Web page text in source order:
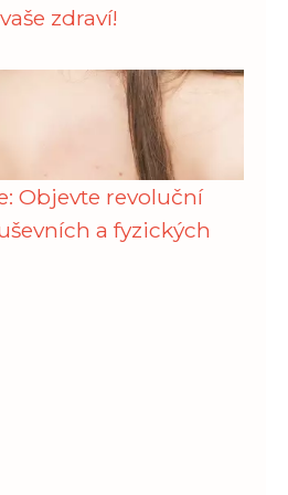
zdraví!
Objevte revoluční
a fyzických